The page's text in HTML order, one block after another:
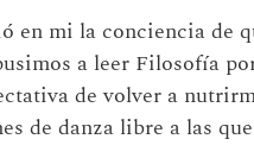
en mi la conciencia de
a leer Filosofía
de volver a
de danza libre a las